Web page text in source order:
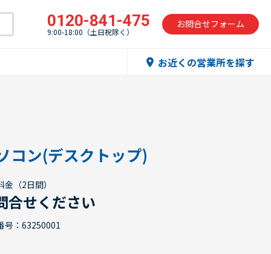
0120-841-475
9:00-18:00（土日祝除く）
お問合せフォーム
location_on お近くの営業所を探す
コン(デスクトップ)
金（2日間）
合せください
号：63250001